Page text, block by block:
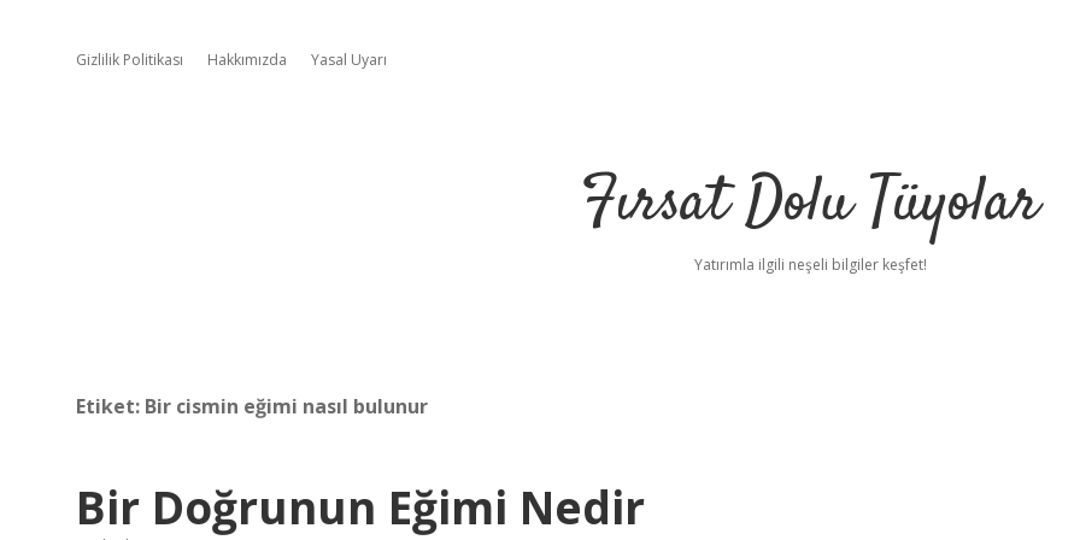
Gizlilik Politikası Hakkımızda Yasal Uyarı
Fırsat Dolu Tüyolar
Yatırımla ilgili neşeli bilgiler keşfet!
Etiket: Bir cismin eğimi nasıl bulunur
Bir Doğrunun Eğimi Nedir